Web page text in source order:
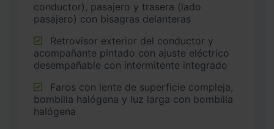
conductor), pasajero y trasera (lado
pasajero) con bisagras delanteras
acompañante pintado con ajuste eléctrico
desempañable con intermitente integrado
bombilla halógena y luz larga con bombilla
halógena